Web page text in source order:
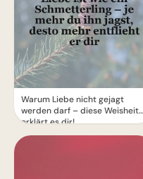
Warum Liebe nicht gejagt
werden darf – diese Weisheit
erklärt es dir!